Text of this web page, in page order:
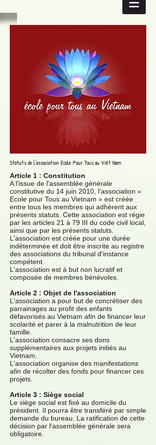
Statuts de l'association Ecole Pour Tous au Viêt Nam
Article 1 : Constitution
A l'issue de l'assemblée générale
constitutive du 14 juin 2010, l'association «
Ecole pour Tous au Vietnam » est créée
entre tous les membres qui adhèrent aux
présents statuts. Cette association est régie
par les articles 21 à 79 III du code civil local,
ainsi que par les présents statuts.
L'association est créée pour une durée
indéterminée et doit être inscrite au registre
des associations du tribunal d'instance
compétent.
L'association est à but non lucratif et
composée de membres bénévoles.
Article 2 : Objet de l'association
L'association a pour but de concrétiser des
parrainages au profit des enfants
défavorisés au Vietnam afin de financer leur
scolarité et parer à la malnutrition de leur
famille.
L'association consacre ses dons
supplémentaires aux projets initiés au
Vietnam.
L'association organise des manifestations
afin de récolter des fonds pour financer ces
projets.
Article 3 : Siège social
Le siège social est fixé au domicile du
président. Il pourra être transféré par simple
demande du bureau. La ratification de cette
décision par l'assemblée générale sera
obligatoire.